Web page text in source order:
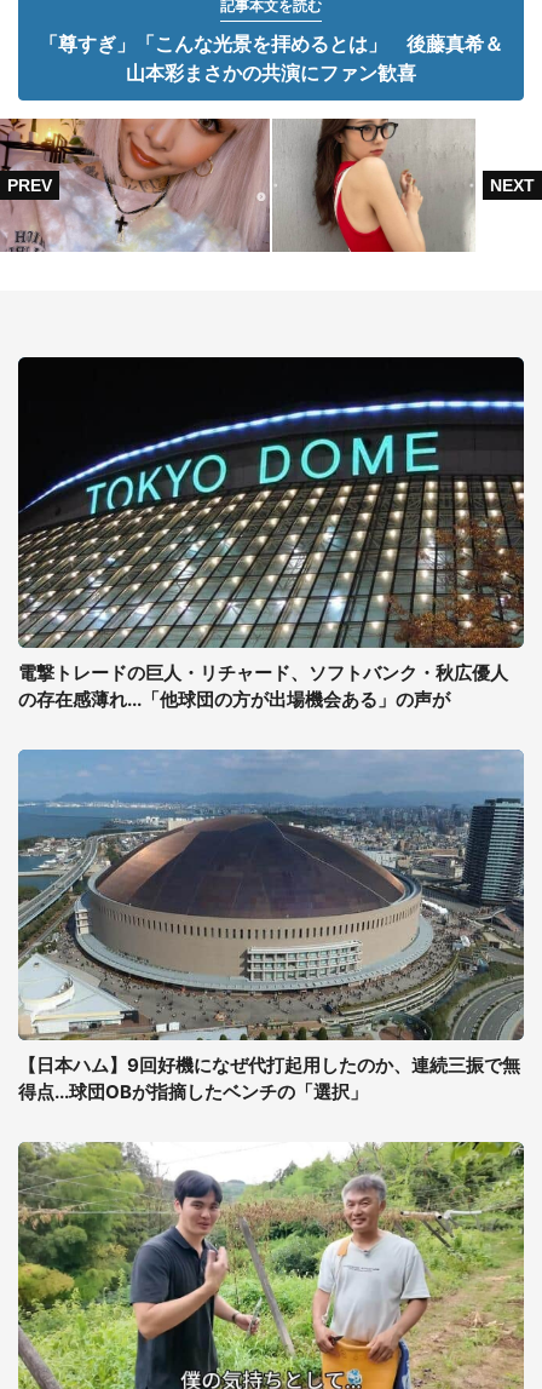
記事本文を読む
「尊すぎ」「こんな光景を拝めるとは」 後藤真希＆
山本彩まさかの共演にファン歓喜
電撃トレードの巨人・リチャード、ソフトバンク・秋広優人
の存在感薄れ...「他球団の方が出場機会ある」の声が
【日本ハム】9回好機になぜ代打起用したのか、連続三振で無
得点...球団OBが指摘したベンチの「選択」